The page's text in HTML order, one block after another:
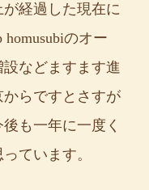
経過した現在に
のオー
などますます進
らですとさすが
も一年に一度く
ています。